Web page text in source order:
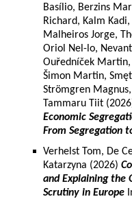
Basílio, Berzins
Richard, Kalm
Malheiros Jorge,
Oriol Nel-lo,
Ouředníček Martin,
Šimon Martin,
Strömgren
Tammaru Tiit
Economic
From Segregation
Verhelst Tom, De
Katarzyna (2026)
and Explaining the
Scrutiny in Europe